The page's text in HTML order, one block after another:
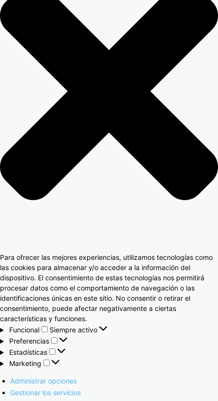
Para ofrecer las mejores experiencias, utilizamos tecnologías como
las cookies para almacenar y/o acceder a la información del
dispositivo. El consentimiento de estas tecnologías nos permitirá
procesar datos como el comportamiento de navegación o las
identificaciones únicas en este sitio. No consentir o retirar el
consentimiento, puede afectar negativamente a ciertas
características y funciones.
Funcional
Siempre activo
Preferencias
Estadísticas
Marketing
Administrar opciones
Gestionar los servicios